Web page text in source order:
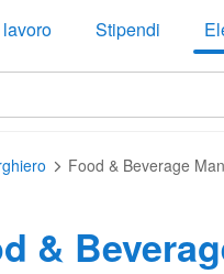
Stipendi
Food & Beverage
&